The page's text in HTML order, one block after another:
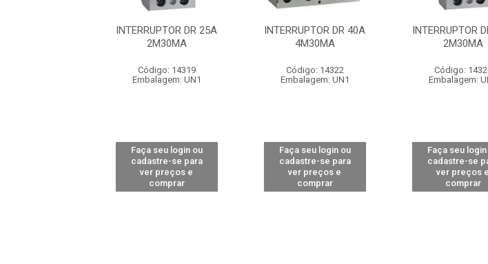
INTERRUPTOR DR 25A
2M30MA
Código: 14319
Embalagem: UN1
Faça seu login ou
cadastre-se para
ver preços e
comprar
INTERRUPTOR DR 40A
4M30MA
Código: 14322
Embalagem: UN1
Faça seu login ou
cadastre-se para
ver preços e
comprar
INTERRUPTOR
2M30MA
Código:
Embalagem:
Faça seu
cadastre-se
ver preços e
comprar